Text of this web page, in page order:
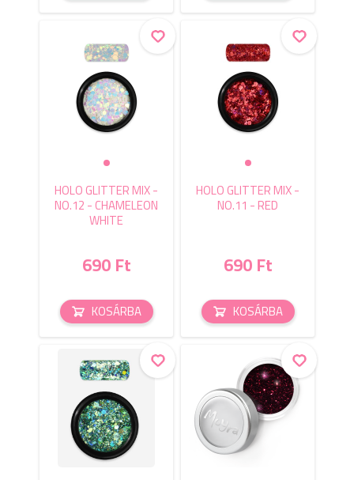
HOLO GLITTER MIX -
NO.12 - CHAMELEON
WHITE
690 Ft
KOSÁRBA
HOLO GLITTER MIX -
NO.11 - RED
690 Ft
KOSÁRBA